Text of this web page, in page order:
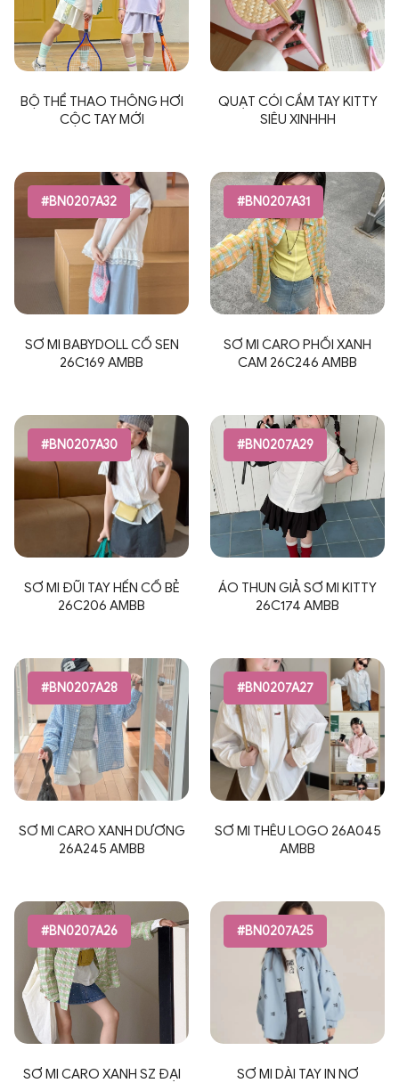
BỘ THỂ THAO THÔNG HƠI
CỘC TAY MỚI
QUẠT CÓI CẦM TAY KITTY
SIÊU XINHHH
#BN0207A32
SƠ MI BABYDOLL CỔ SEN
26C169 AMBB
#BN0207A31
SƠ MI CARO PHỐI XANH
CAM 26C246 AMBB
#BN0207A30
SƠ MI ĐŨI TAY HẾN CỔ BẺ
26C206 AMBB
#BN0207A29
ÁO THUN GIẢ SƠ MI KITTY
26C174 AMBB
#BN0207A28
SƠ MI CARO XANH DƯƠNG
26A245 AMBB
#BN0207A27
SƠ MI THÊU LOGO 26A045
AMBB
#BN0207A26
SƠ MI CARO XANH SZ ĐẠI
#BN0207A25
SƠ MI DÀI TAY IN NƠ